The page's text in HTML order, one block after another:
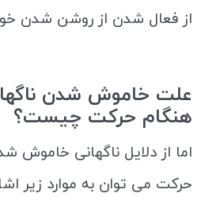
از فعال شدن از روشن شدن
علت خاموش شدن
هنگام حرکت چیست؟
اما از دلایل ناگهانی خاموش
حرکت می توان به موارد زیر